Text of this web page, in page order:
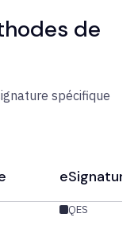
de
spécifique
eSignature
QES